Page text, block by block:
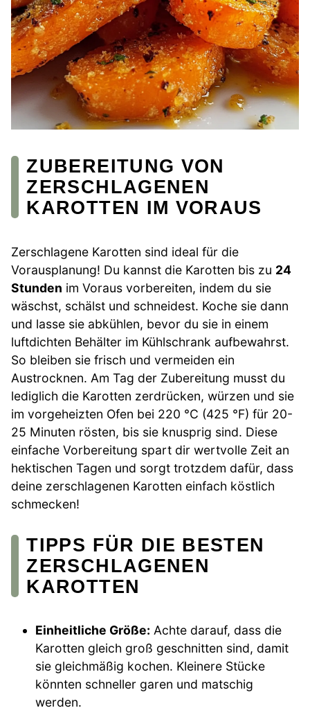
ZUBEREITUNG VON
ZERSCHLAGENEN
KAROTTEN IM VORAUS
Zerschlagene Karotten sind ideal für die
Vorausplanung! Du kannst die Karotten bis zu 24
Stunden im Voraus vorbereiten, indem du sie
wäschst, schälst und schneidest. Koche sie dann
und lasse sie abkühlen, bevor du sie in einem
luftdichten Behälter im Kühlschrank aufbewahrst.
So bleiben sie frisch und vermeiden ein
Austrocknen. Am Tag der Zubereitung musst du
lediglich die Karotten zerdrücken, würzen und sie
im vorgeheizten Ofen bei 220 °C (425 °F) für 20-
25 Minuten rösten, bis sie knusprig sind. Diese
einfache Vorbereitung spart dir wertvolle Zeit an
hektischen Tagen und sorgt trotzdem dafür, dass
deine zerschlagenen Karotten einfach köstlich
schmecken!
TIPPS FÜR DIE BESTEN
ZERSCHLAGENEN
KAROTTEN
Einheitliche Größe: Achte darauf, dass die
Karotten gleich groß geschnitten sind, damit
sie gleichmäßig kochen. Kleinere Stücke
könnten schneller garen und matschig
werden.